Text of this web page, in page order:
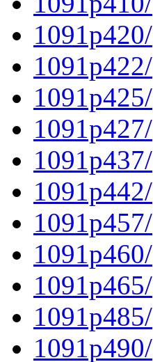
1091p420/
1091p422/
1091p425/
1091p427/
1091p437/
1091p442/
1091p457/
1091p460/
1091p465/
1091p485/
1091p490/